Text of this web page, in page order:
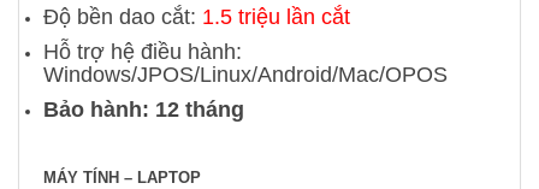
Độ bền dao cắt: 1.5 triệu lần cắt
Hỗ trợ hệ điều hành:
Windows/JPOS/Linux/Android/Mac/OPOS
Bảo hành: 12 tháng
MÁY TÍNH – LAPTOP